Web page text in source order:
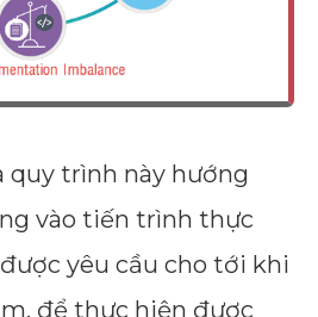
quy trình này hướng
vào tiến trình thực
yêu cầu cho tới khi
để thực hiện được